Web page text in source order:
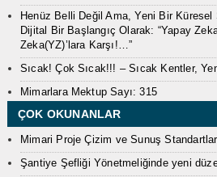
Henüz Belli Değil Ama, Yeni Bir Küresel
Dijital Bir Başlangıç Olarak: “Yapay
Zeka(YZ)’lara Karşı!…”
Sıcak! Çok Sıcak!!! – Sıcak Kentler,
Mimarlara Mektup Sayı: 315
ÇOK OKUNANLAR
Mimari Proje Çizim ve Sunuş
Şantiye Şefliği Yönetmeliğinde yeni